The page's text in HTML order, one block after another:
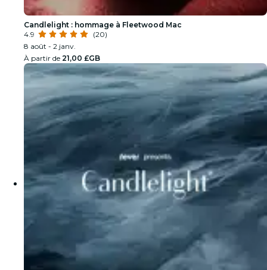
Candlelight : hommage à Fleetwood Mac
4.9
(20)
8 août - 2 janv.
À partir de 21,00 £GB